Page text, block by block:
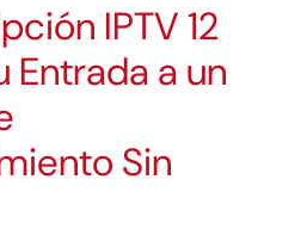
IPTV 12
Entrada a un
Sin